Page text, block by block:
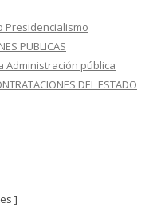
Presidencialismo
PUBLICAS
Administración pública
DEL ESTADO
]